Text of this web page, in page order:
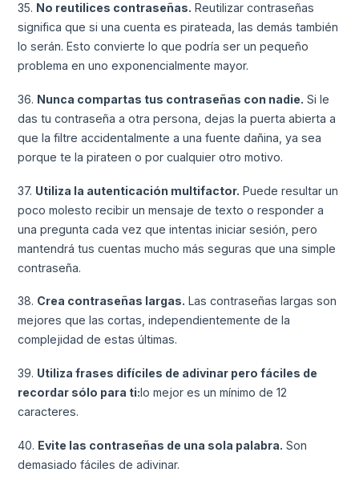
35. No reutilices contraseñas. Reutilizar contraseñas
significa que si una cuenta es pirateada, las demás también
lo serán. Esto convierte lo que podría ser un pequeño
problema en uno exponencialmente mayor.
36. Nunca compartas tus contraseñas con nadie. Si le
das tu contraseña a otra persona, dejas la puerta abierta a
que la filtre accidentalmente a una fuente dañina, ya sea
porque te la pirateen o por cualquier otro motivo.
37. Utiliza la autenticación multifactor. Puede resultar un
poco molesto recibir un mensaje de texto o responder a
una pregunta cada vez que intentas iniciar sesión, pero
mantendrá tus cuentas mucho más seguras que una simple
contraseña.
38. Crea contraseñas largas. Las contraseñas largas son
mejores que las cortas, independientemente de la
complejidad de estas últimas.
39. Utiliza frases difíciles de adivinar pero fáciles de
recordar sólo para ti:lo mejor es un mínimo de 12
caracteres.
40. Evite las contraseñas de una sola palabra. Son
demasiado fáciles de adivinar.